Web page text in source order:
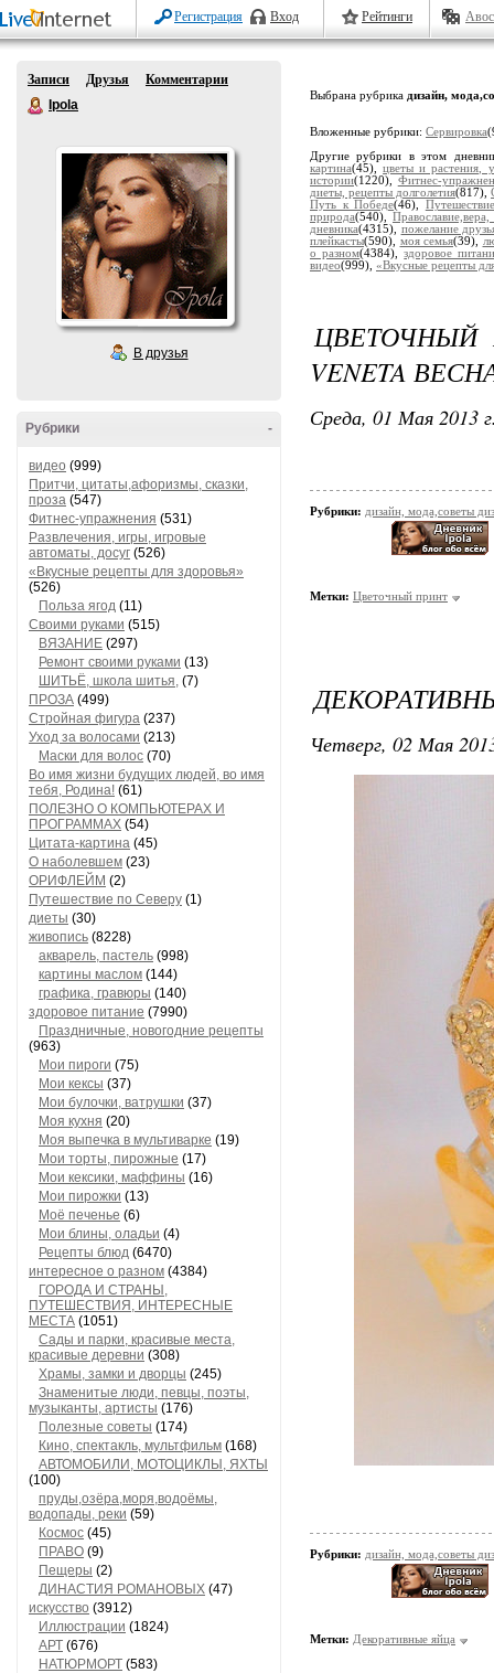
Регистрация Вход Рейтинги
Записи Друзья
Комментарии
Ipola
В друзья
-
Рубрики
видео (999)
Притчи, цитаты,афоризмы, сказки,
проза (547)
Фитнес-упражнения (531)
Развлечения, игры, игровые
автоматы, досуг (526)
«Вкусные рецепты для здоровья»
(526)
Польза ягод (11)
Своими руками (515)
ВЯЗАНИЕ (297)
Ремонт своими руками (13)
ШИТЬЁ, школа шитья, (7)
ПРОЗА (499)
Стройная фигура (237)
Уход за волосами (213)
Маски для волос (70)
Во имя жизни будущих людей, во имя
тебя, Родина! (61)
ПОЛЕЗНО О КОМПЬЮТЕРАХ И
ПРОГРАММАХ (54)
Цитата-картина (45)
О наболевшем (23)
ОРИФЛЕЙМ (2)
Путешествие по Северу (1)
диеты (30)
живопись (8228)
акварель, пастель (998)
картины маслом (144)
графика, гравюры (140)
здоровое питание (7990)
Праздничные, новогодние рецепты
(963)
Мои пироги (75)
Мои кексы (37)
Мои булочки, ватрушки (37)
Моя кухня (20)
Моя выпечка в мультиварке (19)
Мои торты, пирожные (17)
Мои кексики, маффины (16)
Мои пирожки (13)
Моё печенье (6)
Мои блины, оладьи (4)
Рецепты блюд (6470)
интересное о разном (4384)
ГОРОДА И СТРАНЫ,
ПУТЕШЕСТВИЯ, ИНТЕРЕСНЫЕ
МЕСТА (1051)
Сады и парки, красивые места,
красивые деревни (308)
Храмы, замки и дворцы (245)
Знаменитые люди, певцы, поэты,
музыканты, артисты (176)
Полезные советы (174)
Кино, спектакль, мультфильм (168)
АВТОМОБИЛИ, МОТОЦИКЛЫ, ЯХТЫ
(100)
пруды,озёра,моря,водоёмы,
водопады, реки (59)
Космос (45)
ПРАВО (9)
Пещеры (2)
ДИНАСТИЯ РОМАНОВЫХ (47)
искусство (3912)
Иллюстрации (1824)
АРТ (676)
НАТЮРМОРТ (583)
Выбрана рубрика дизайн,
Вложенные рубрики: Сервировка
Другие рубрики в этом
картина(45),цветы и растения,
истории(1220), Фитнес-
диеты, рецепты долголетия(817),
Путь к Победе(46),
природа(540),
дневника(4315), пожелание
плейкасты(590), моя семья(39),
о разном(4384),здоровое
видео(999), «Вкусные рецепты
ЦВЕТОЧНЫЙ
VENETA
Среда, 01 Мая 2013
Рубрики: дизайн, мода,советы
Метки: Цветочный принт
Четверг, 02 Мая
Рубрики: дизайн, мода,советы
Метки: Декоративные яйца